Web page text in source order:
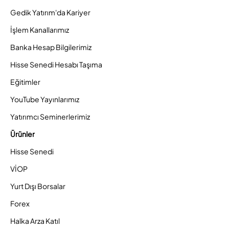
Gedik Yatırım'da Kariyer
İşlem Kanallarımız
Banka Hesap Bilgilerimiz
Hisse Senedi Hesabı Taşıma
Eğitimler
YouTube Yayınlarımız
Yatırımcı Seminerlerimiz
Ürünler
Hisse Senedi
VİOP
Yurt Dışı Borsalar
Forex
Halka Arza Katıl